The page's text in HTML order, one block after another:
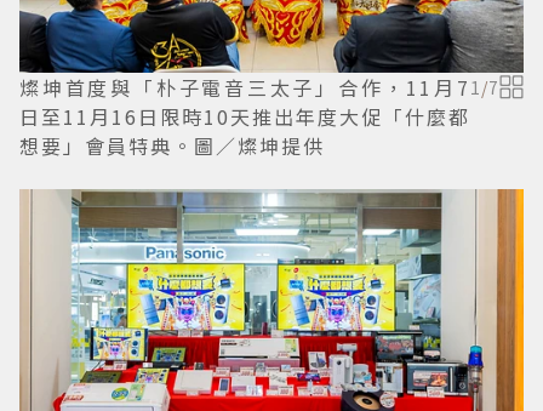
燦坤首度與「朴子電音三太子」合作，11月7
日至11月16日限時10天推出年度大促「什麼都
想要」會員特典。圖／燦坤提供
1 /7